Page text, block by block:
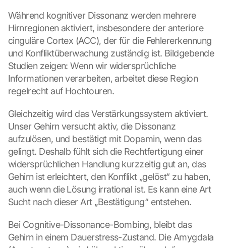
Während kognitiver Dissonanz werden mehrere
Hirnregionen aktiviert, insbesondere der anteriore
cinguläre Cortex (ACC), der für die Fehlererkennung
und Konfliktüberwachung zuständig ist. Bildgebende
Studien zeigen: Wenn wir widersprüchliche
Informationen verarbeiten, arbeitet diese Region
regelrecht auf Hochtouren.
Gleichzeitig wird das Verstärkungssystem aktiviert.
Unser Gehirn versucht aktiv, die Dissonanz
aufzulösen, und bestätigt mit Dopamin, wenn das
gelingt. Deshalb fühlt sich die Rechtfertigung einer
widersprüchlichen Handlung kurzzeitig gut an, das
Gehirn ist erleichtert, den Konflikt „gelöst“ zu haben,
auch wenn die Lösung irrational ist. Es kann eine Art
Sucht nach dieser Art „Bestätigung“ entstehen.
Bei Cognitive-Dissonance-Bombing, bleibt das
Gehirn in einem Dauerstress-Zustand. Die Amygdala